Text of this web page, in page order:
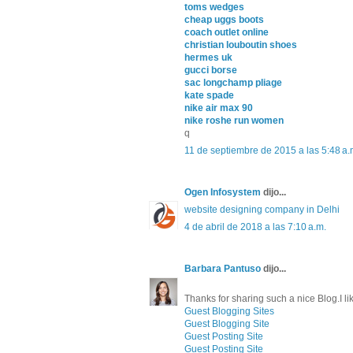
toms wedges
cheap uggs boots
coach outlet online
christian louboutin shoes
hermes uk
gucci borse
sac longchamp pliage
kate spade
nike air max 90
nike roshe run women
q
11 de septiembre de 2015 a las 5:48
Ogen Infosystem dijo...
website designing company in Delhi
4 de abril de 2018 a las 7:10 a.m.
Barbara Pantuso dijo...
Thanks for sharing such a nice Blog.I
Guest Blogging Sites
Guest Blogging Site
Guest Posting Site
Guest Posting Site